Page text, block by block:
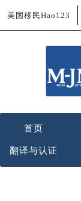
美国移民Hao123
首页
翻译与认证